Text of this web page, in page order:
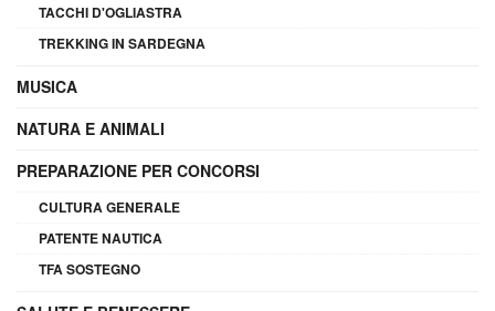
TACCHI D'OGLIASTRA
TREKKING IN SARDEGNA
MUSICA
NATURA E ANIMALI
PREPARAZIONE PER CONCORSI
CULTURA GENERALE
PATENTE NAUTICA
TFA SOSTEGNO